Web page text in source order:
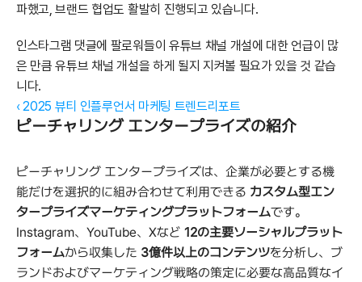
파했고, 브랜드 협업도 활발히 진행되고 있습니다.
인스타그램 댓글에 팔로워들이 유튜브 채널 개설에 대한 언급이 많
은 만큼 유튜브 채널 개설을 하게 될지 지켜볼 필요가 있을 것 같습
니다.
‹ 2025 뷰티 인플루언서 마케팅 트렌드리포트
ピーチャリング エンタープライズの紹介
ピーチャリング エンタープライズは、企業が必要とする機
能だけを選択的に組み合わせて利用できる カスタム型エン
タープライズマーケティングプラットフォームです。
Instagram、YouTube、Xなど 12の主要ソーシャルプラット
フォームから収集した 3億件以上のコンテンツを分析し、ブ
ランドおよびマーケティング戦略の策定に必要な高品質なイ